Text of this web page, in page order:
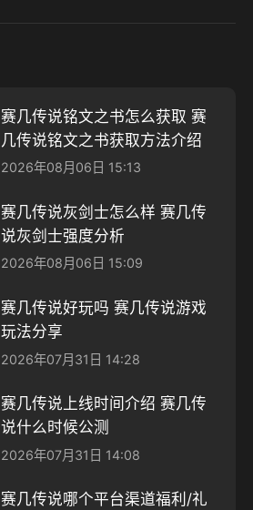
赛几传说铭文之书怎么获取 赛
几传说铭文之书获取方法介绍
2026年08月06日 15:13
赛几传说灰剑士怎么样 赛几传
说灰剑士强度分析
2026年08月06日 15:09
赛几传说好玩吗 赛几传说游戏
玩法分享
2026年07月31日 14:28
赛几传说上线时间介绍 赛几传
说什么时候公测
2026年07月31日 14:08
赛几传说哪个平台渠道福利/礼